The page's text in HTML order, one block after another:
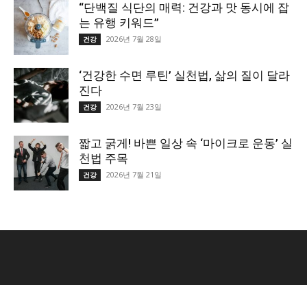
“단백질 식단의 매력: 건강과 맛 동시에 잡
는 유행 키워드”
건강 2026년 7월 28일
‘건강한 수면 루틴’ 실천법, 삶의 질이 달라
진다
건강 2026년 7월 23일
짧고 굵게! 바쁜 일상 속 ‘마이크로 운동’ 실
천법 주목
건강 2026년 7월 21일